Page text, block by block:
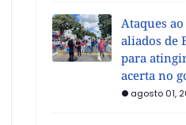
Ataques
aliados de
para
acerta no
agosto 01,